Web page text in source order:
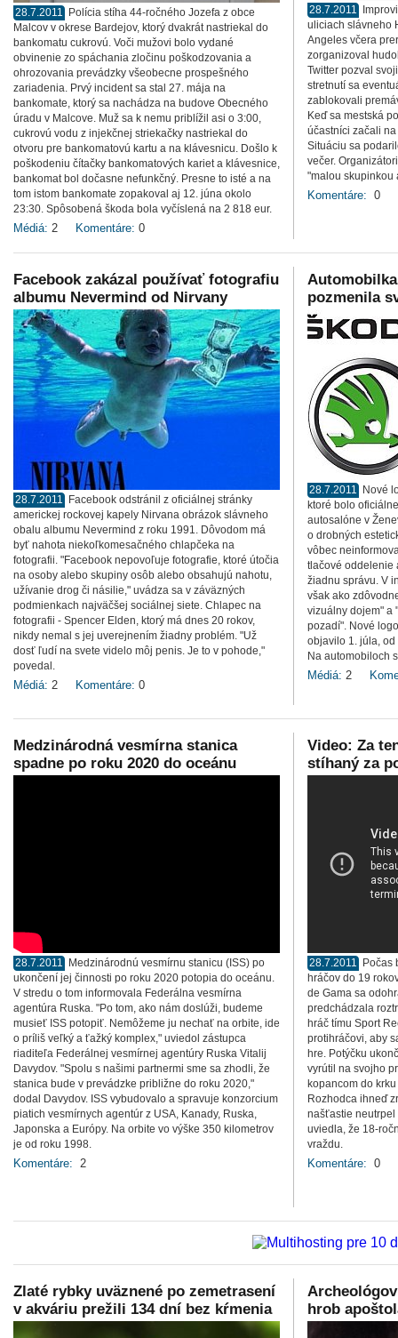
28.7.2011
Polícia stíha 44-ročného Jozefa z obce
Malcov v okrese Bardejov, ktorý dvakrát nastriekal do
bankomatu cukrovú. Voči mužovi bolo vydané
obvinenie zo spáchania zločinu poškodzovania a
ohrozovania prevádzky všeobecne prospešného
zariadenia. Prvý incident sa stal 27. mája na
bankomate, ktorý sa nachádza na budove Obecného
úradu v Malcove. Muž sa k nemu priblížil asi o 3:00,
cukrovú vodu z injekčnej striekačky nastriekal do
otvoru pre bankomatovú kartu a na klávesnicu. Došlo k
poškodeniu čítačky bankomatových kariet a klávesnice,
bankomat bol dočasne nefunkčný. Presne to isté a na
tom istom bankomate zopakoval aj 12. júna okolo
23:30. Spôsobená škoda bola vyčíslená na 2 818 eur.
Médiá: 2 Komentáre: 0
28.7.2011
uliciach slávneho
Angeles včera
zorganizoval
Twitter pozval
stretnutí sa
zablokovali
Keď sa mestská
účastníci začali
Situáciu sa
večer.
"malou skupinkou
Komentáre: 0
Facebook zakázal používať fotografiu
albumu Nevermind od Nirvany
28.7.2011
Facebook odstránil z oficiálnej stránky
americkej rockovej kapely Nirvana obrázok slávneho
obalu albumu Nevermind z roku 1991. Dôvodom má
byť nahota niekoľkomesačného chlapčeka na
fotografii. "Facebook nepovoľuje fotografie, ktoré útočia
na osoby alebo skupiny osôb alebo obsahujú nahotu,
užívanie drog či násilie," uvádza sa v záväzných
podmienkach najväčšej sociálnej siete. Chlapec na
fotografii - Spencer Elden, ktorý má dnes 20 rokov,
nikdy nemal s jej uverejnením žiadny problém. "Už
dosť ľudí na svete videlo môj penis. Je to v pohode,"
povedal.
Médiá: 2 Komentáre: 0
pozmenila
28.7.2011
Nové
ktoré bolo
autosalóne v
o drobných
vôbec
tlačové oddelenie
žiadnu správu. V
však ako
vizuálny dojem" a
pozadí". Nové
objavilo 1. júla,
Na automobiloch
Médiá: 2
Medzinárodná vesmírna stanica
spadne po roku 2020 do oceánu
28.7.2011
Medzinárodnú vesmírnu stanicu (ISS) po
ukončení jej činnosti po roku 2020 potopia do oceánu.
V stredu o tom informovala Federálna vesmírna
agentúra Ruska. "Po tom, ako nám doslúži, budeme
musieť ISS potopiť. Nemôžeme ju nechať na orbite, ide
o príliš veľký a ťažký komplex," uviedol zástupca
riaditeľa Federálnej vesmírnej agentúry Ruska Vitalij
Davydov. "Spolu s našimi partnermi sme sa zhodli, že
stanica bude v prevádzke približne do roku 2020,"
dodal Davydov. ISS vybudovalo a spravuje konzorcium
piatich vesmírnych agentúr z USA, Kanady, Ruska,
Japonska a Európy. Na orbite vo výške 350 kilometrov
je od roku 1998.
Komentáre: 2
Video: Za
stíhaný za
28.7.2011
Počas
hráčov do 19
de Gama sa
predchádzala
hráč tímu Sport
protihráčovi, aby
hre. Potýčku
vyrútil na svojho
kopancom do
Rozhodca ihneď
našťastie
uviedla, že 18-
vraždu.
Komentáre: 0
Zlaté rybky uväznené po zemetrasení
v akváriu prežili 134 dní bez kŕmenia
hrob